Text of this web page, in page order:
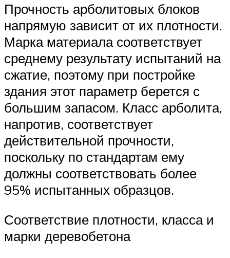
Прочность арболитовых блоков
напрямую зависит от их плотности.
Марка материала соответствует
среднему результату испытаний на
сжатие, поэтому при постройке
здания этот параметр берется с
большим запасом. Класс арболита,
напротив, соответствует
действительной прочности,
поскольку по стандартам ему
должны соответствовать более
95% испытанных образцов.
Соответствие плотности, класса и
марки деревобетона